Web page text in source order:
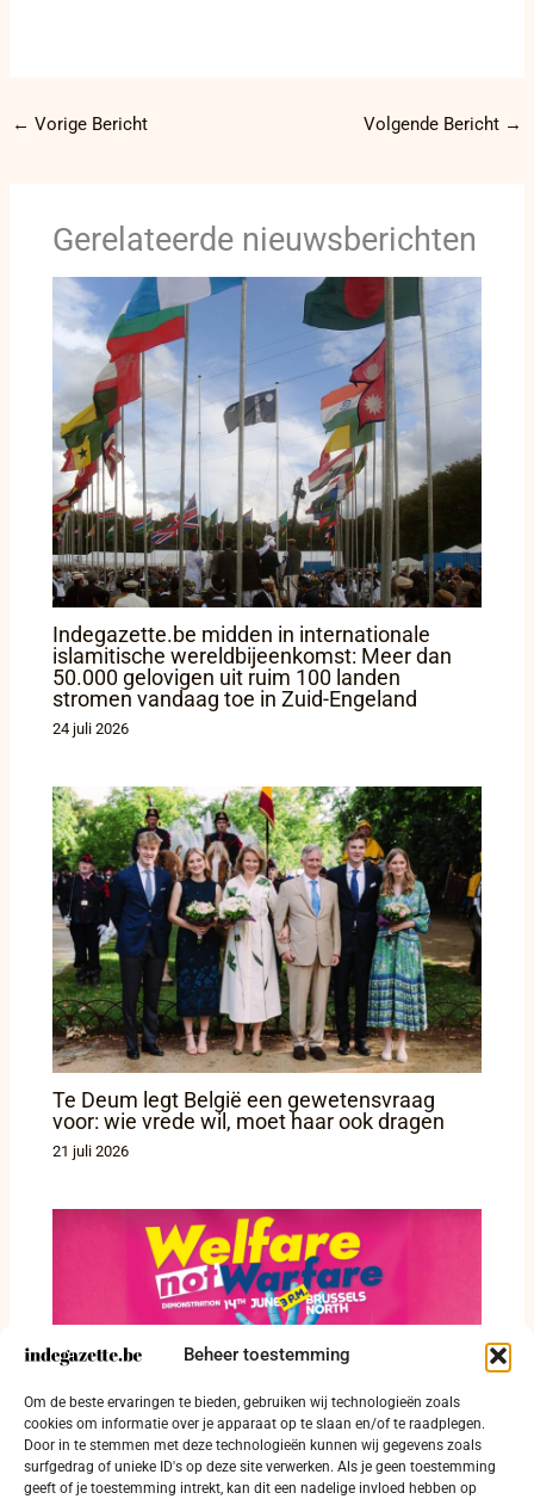
Beheer toestemming
Om de beste ervaringen te bieden, gebruiken wij technologieën zoals
cookies om informatie over je apparaat op te slaan en/of te raadplegen.
Door in te stemmen met deze technologieën kunnen wij gegevens zoals
surfgedrag of unieke ID's op deze site verwerken. Als je geen toestemming
geeft of je toestemming intrekt, kan dit een nadelige invloed hebben op
← Vorige Bericht Volgende Bericht →
Gerelateerde nieuwsberichten
Indegazette.be midden in internationale
islamitische wereldbijeenkomst: Meer dan
50.000 gelovigen uit ruim 100 landen
stromen vandaag toe in Zuid-Engeland
24 juli 2026
Te Deum legt België een gewetensvraag
voor: wie vrede wil, moet haar ook dragen
21 juli 2026
Twaalfduizend betogers trekken in Brussel
de straat op tegen militarisering
15 juni 2026